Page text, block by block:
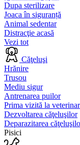
Dupa sterilizare
Joaca în siguranță
Animal sedentar
Distracţie acasă
Vezi tot
Căţeluşi
Hrănire
Trusou
Mediu sigur
Antrenarea puilor
Prima vizită la veterinar
Dezvoltarea căţeluşilor
Deparazitarea
Pisici